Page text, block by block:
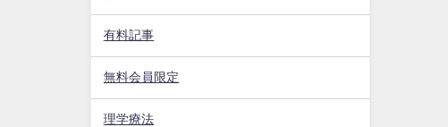
有料記事
無料会員限定
理学療法